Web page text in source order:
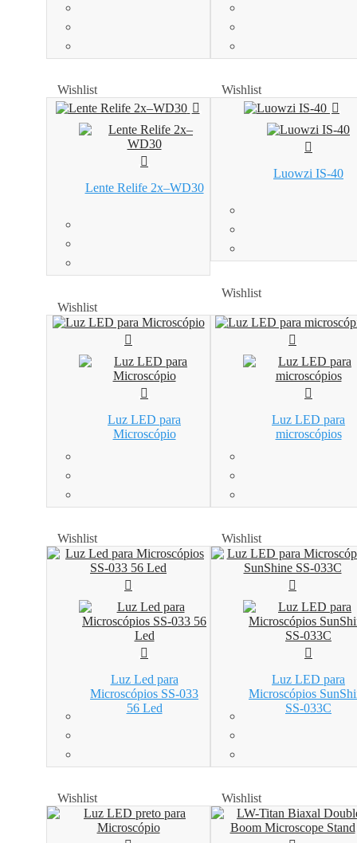
Wishlist
Wishlist
Lente Relife 2x–WD30
Wishlist
Luowzi IS-40
Wishlist
Luz LED para
Microscópio
Wishlist
Luz LED para
microscópios
Wishlist
Luz Led para
Microscópios SS-033
56 Led
Wishlist
Luz LED para
Microscópios
SS-033C
Wishlist